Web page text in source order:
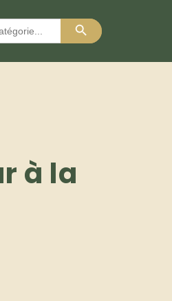
Search Button
à la